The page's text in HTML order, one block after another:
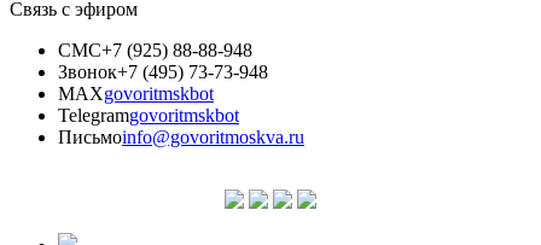
Связь с эфиром
СМС+7 (925) 88-88-948
Звонок+7 (495) 73-73-948
MAXgovoritmskbot
Telegramgovoritmskbot
Письмоinfo@govoritmoskva.ru